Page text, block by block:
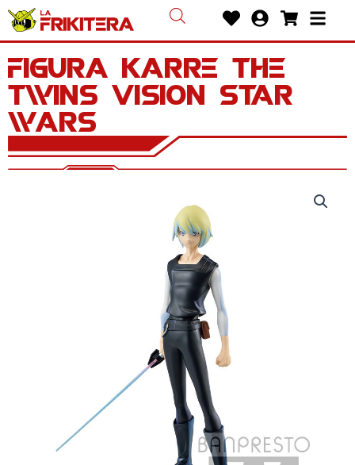
contenido
HeartUser-
circlecart
Bars
Figura Karre The
Twins Vision Star
Wars